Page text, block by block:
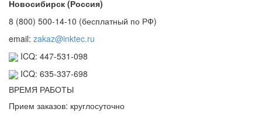
Новосибирск (Россия)
8 (800) 500-14-10 (бесплатный по РФ)
email: zakaz@inktec.ru
ICQ: 447-531-098
ICQ: 635-337-698
ВРЕМЯ РАБОТЫ
Прием заказов: круглосуточно